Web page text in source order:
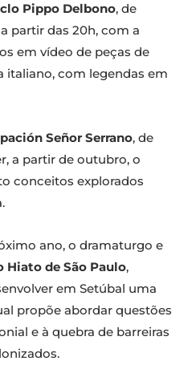
Pippo Delbono, de
partir das 20h, com a
em vídeo de peças de
italiano, com legendas em
Señor Serrano, de
a partir de outubro, o
conceitos explorados
ano, o dramaturgo e
Hiato de São Paulo,
em Setúbal uma
propõe abordar questões
e à quebra de barreiras